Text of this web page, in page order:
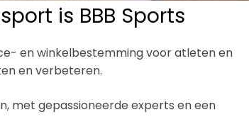
is BBB Sports
en winkelbestemming voor atleten en
en verbeteren.
met gepassioneerde experts en een